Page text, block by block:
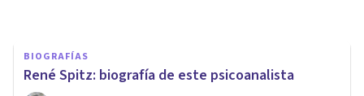
BIOGRAFÍAS
René Spitz: biografía de este psicoanalista